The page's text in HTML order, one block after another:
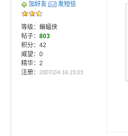
加好友 发短信
等级：蝙蝠侠
帖子： 803
积分：42
威望：0
精华：2
注册：
2007/2/4 16:23:03